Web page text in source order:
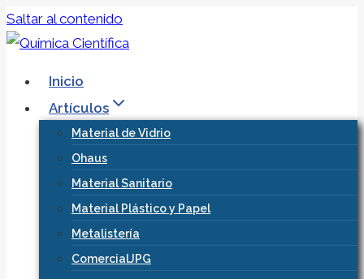
Saltar al contenido
Inicio
Artículos
Material de Vidrio
Ohaus
Material Sanitario
Material Plástico y Papel
Metalistería
ComercialJPG